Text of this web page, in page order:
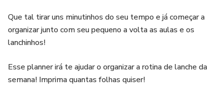
Que tal tirar uns minutinhos do seu tempo e já começar a
organizar junto com seu pequeno a volta as aulas e os
lanchinhos!
Esse planner irá te ajudar o organizar a rotina de lanche da
semana! Imprima quantas folhas quiser!